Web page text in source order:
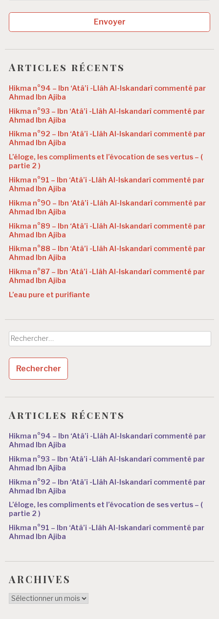
Envoyer
Articles récents
Hikma n°94 – Ibn ‘Atâ’i -Llâh Al-Iskandarî commenté par
Ahmad Ibn Ajiba
Hikma n°93 – Ibn ‘Atâ’i -Llâh Al-Iskandarî commenté par
Ahmad Ibn Ajiba
Hikma n°92 – Ibn ‘Atâ’i -Llâh Al-Iskandarî commenté par
Ahmad Ibn Ajiba
L’éloge, les compliments et l’évocation de ses vertus – (
partie 2 )
Hikma n°91 – Ibn ‘Atâ’i -Llâh Al-Iskandarî commenté par
Ahmad Ibn Ajiba
Hikma n°90 – Ibn ‘Atâ’i -Llâh Al-Iskandarî commenté par
Ahmad Ibn Ajiba
Hikma n°89 – Ibn ‘Atâ’i -Llâh Al-Iskandarî commenté par
Ahmad Ibn Ajiba
Hikma n°88 – Ibn ‘Atâ’i -Llâh Al-Iskandarî commenté par
Ahmad Ibn Ajiba
Hikma n°87 – Ibn ‘Atâ’i -Llâh Al-Iskandarî commenté par
Ahmad Ibn Ajiba
L’eau pure et purifiante
Rechercher :
Articles récents
Hikma n°94 – Ibn ‘Atâ’i -Llâh Al-Iskandarî commenté par
Ahmad Ibn Ajiba
Hikma n°93 – Ibn ‘Atâ’i -Llâh Al-Iskandarî commenté par
Ahmad Ibn Ajiba
Hikma n°92 – Ibn ‘Atâ’i -Llâh Al-Iskandarî commenté par
Ahmad Ibn Ajiba
L’éloge, les compliments et l’évocation de ses vertus – (
partie 2 )
Hikma n°91 – Ibn ‘Atâ’i -Llâh Al-Iskandarî commenté par
Ahmad Ibn Ajiba
ARCHIVES
ARCHIVES